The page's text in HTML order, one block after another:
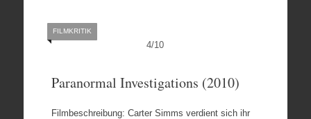
4/10
FILMKRITIK
Paranormal Investigations (2010)
Filmbeschreibung: Carter Simms verdient sich ihr